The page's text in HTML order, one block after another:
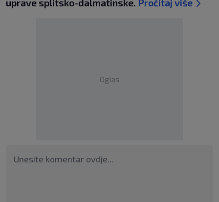
uprave splitsko-dalmatinske. Pročitaj više
Oglas